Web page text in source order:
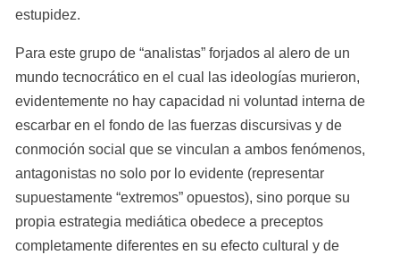
estupidez.
Para este grupo de “analistas” forjados al alero de un
mundo tecnocrático en el cual las ideologías murieron,
evidentemente no hay capacidad ni voluntad interna de
escarbar en el fondo de las fuerzas discursivas y de
conmoción social que se vinculan a ambos fenómenos,
antagonistas no solo por lo evidente (representar
supuestamente “extremos” opuestos), sino porque su
propia estrategia mediática obedece a preceptos
completamente diferentes en su efecto cultural y de